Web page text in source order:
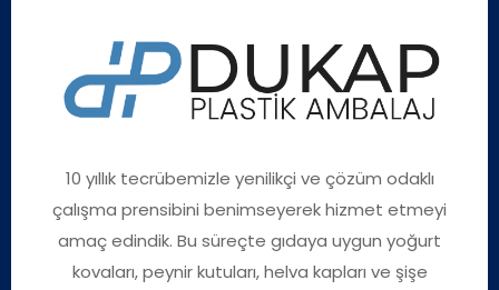
10 yıllık tecrübemizle yenilikçi ve çözüm odaklı
çalışma prensibini benimseyerek hizmet etmeyi
amaç edindik. Bu süreçte gıdaya uygun yoğurt
kovaları, peynir kutuları, helva kapları ve şişe